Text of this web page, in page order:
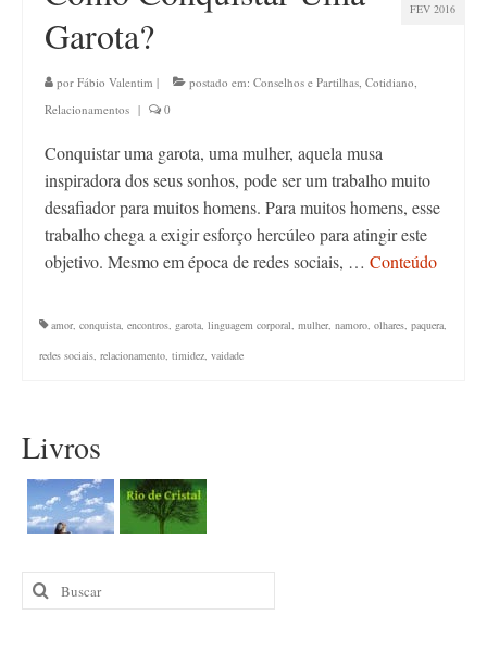
FEV 2016
Garota?
por Fábio Valentim | postado em: Conselhos e Partilhas, Cotidiano,
Relacionamentos | 0
Conquistar uma garota, uma mulher, aquela musa
inspiradora dos seus sonhos, pode ser um trabalho muito
desafiador para muitos homens. Para muitos homens, esse
trabalho chega a exigir esforço hercúleo para atingir este
objetivo. Mesmo em época de redes sociais, … Conteúdo
amor, conquista, encontros, garota, linguagem corporal, mulher, namoro, olhares, paquera,
redes sociais, relacionamento, timidez, vaidade
Livros
Buscar
por: